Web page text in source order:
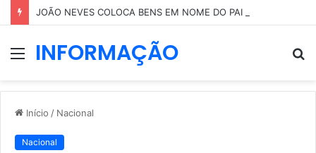
MenuINFORMAÇÃO
Início / Nacional
Nacional